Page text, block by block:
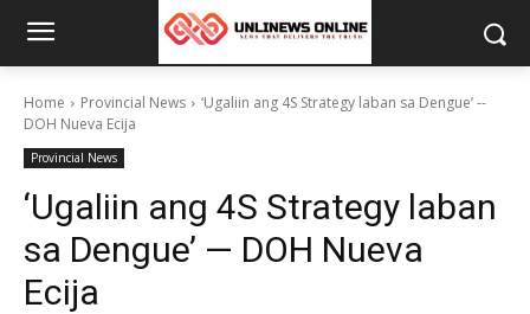
Home Provincial News
‘Ugaliin ang 4S Strategy laban sa Dengue’ --
DOH Nueva Ecija
Provincial News
‘Ugaliin ang 4S Strategy laban
sa Dengue’ — DOH Nueva
Ecija